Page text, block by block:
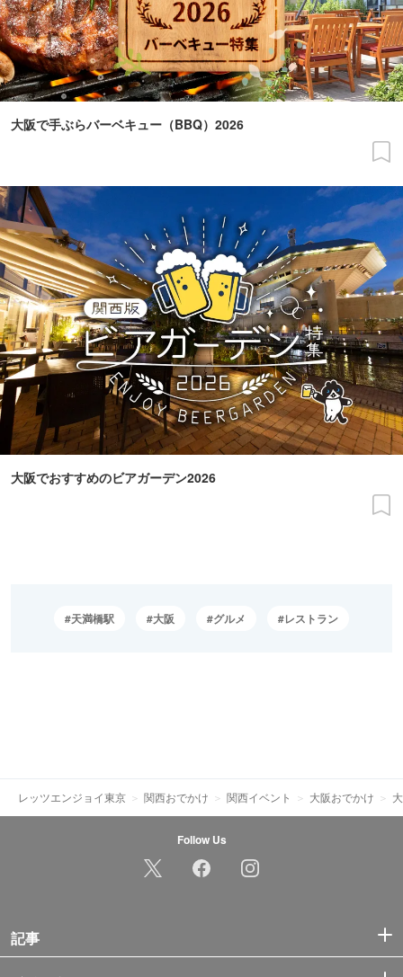
大阪で手ぶらバーベキュー（BBQ）2026
大阪でおすすめのビアガーデン2026
天満橋駅 大阪 グルメ レストラン
レッツエンジョイ東京 関西おでかけ 関西イベント 大阪おでかけ
Follow Us
記事